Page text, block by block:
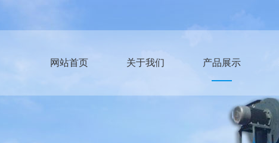
网站首页 关于我们 产品展示